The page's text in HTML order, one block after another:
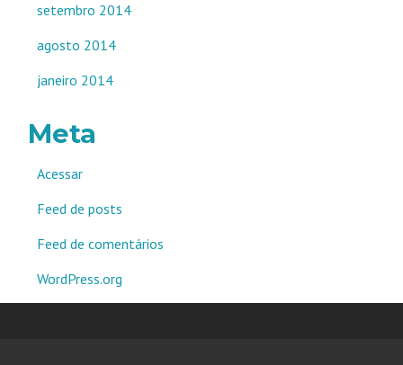
setembro 2014
agosto 2014
janeiro 2014
Meta
Acessar
Feed de posts
Feed de comentários
WordPress.org